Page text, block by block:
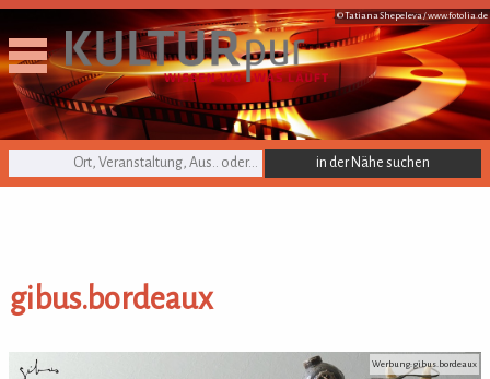
© Tatiana Shepeleva /www.fotolia.de
KULTURpur Suche
gibus.bordeaux
gibus.bordeaux Werbung: gibus.bordeaux